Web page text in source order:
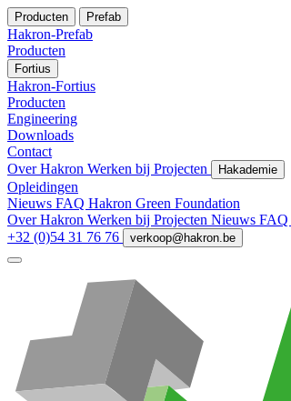
Producten Prefab
Hakron-Prefab
Producten
Fortius
Hakron-Fortius
Producten
Engineering
Downloads
Contact
Over Hakron Werken bij Projecten Hakademie
Opleidingen
Nieuws FAQ Hakron Green Foundation
Over Hakron Werken bij Projecten Nieuws FAQ
+32 (0)54 31 76 76
verkoop@hakron.be